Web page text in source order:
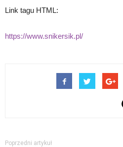
Link tagu HTML:
https://www.snikersik.pl/
Poprzedni artykuł